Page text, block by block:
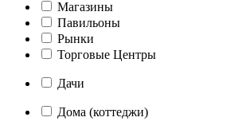
Магазины
Павильоны
Рынки
Торговые Центры
Дачи
Дома (коттеджи)